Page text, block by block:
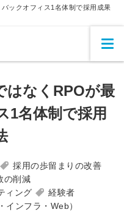
ックオフィス1名体制で採用成果
はなくRPOが最
1名体制で採用
採用の歩留まりの改善
の削減
ィング
経験者
インフラ・Web）